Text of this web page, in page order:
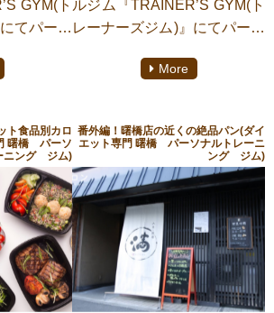
GYM(ト
てパーソ
紹介いた
を取り入
ることで
を消化し
吸収し、
する役割
イエット
ます。今
の食材を
ルジム『TRAINER’S GYM(ト
レーナーズジム)』にてパーソ
ます【清瀬 淳】がご紹介いた
康、便秘、美肌、集中力など
様々な変化を期待できますし
女性に嬉しいダイエットにも
効果的です。
腸内細菌のバランスを整え、
腸の調子を良くすると腸が身
体に余計な脂肪を溜め込みに
くくする指令を出します。そ
More
ト食品別カロ
曙橋 パーソ
ニング ジム)
番外編！曙橋店の近くの絶品パン(ダイ
エット専門 曙橋 パーソナルトレーニ
ング ジム)